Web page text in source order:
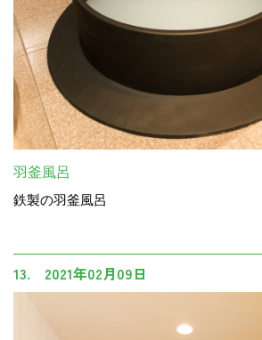
羽釜風呂
鉄製の羽釜風呂
13. 2021年02月09日